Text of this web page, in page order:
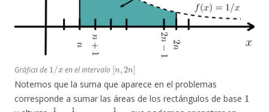
Gráfica de
/x
en el intervalo
[n ]
Notemos que la suma que aparece en el problemas
corresponde a sumar las áreas de los rectángulos de base
1n 1n+1… 12n−1